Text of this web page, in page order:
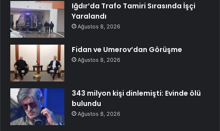
Iğdır’da Trafo Tamiri Sırasında İşçi
Yaralandı
Ağustos 8, 2026
Fidan ve Umerov’dan Görüşme
Ağustos 8, 2026
343 milyon kişi dinlemişti: Evinde ölü
bulundu
Ağustos 8, 2026